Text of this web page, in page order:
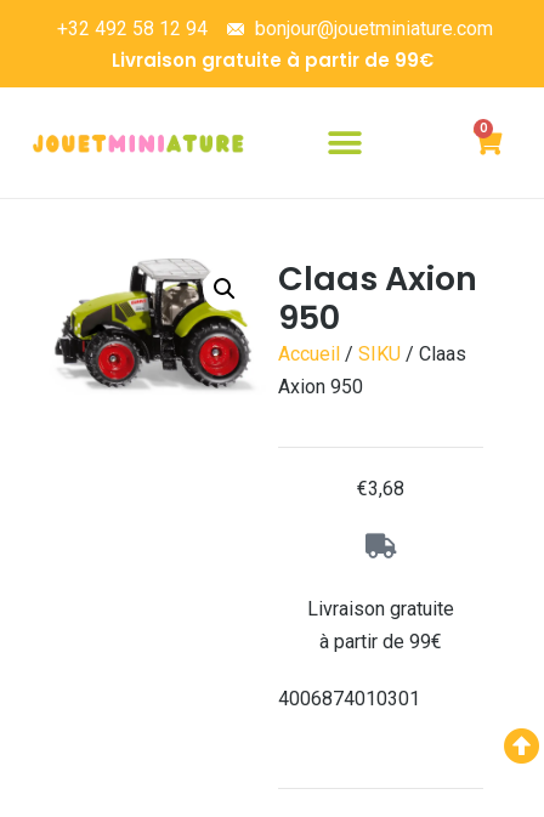
+32 492 58 12 94 bonjour@jouetminiature.com
Livraison gratuite à partir de 99€
0
Claas Axion
950
Accueil/ SIKU/ Claas
Axion 950
€3,68
Livraison gratuite
à partir de 99€
4006874010301